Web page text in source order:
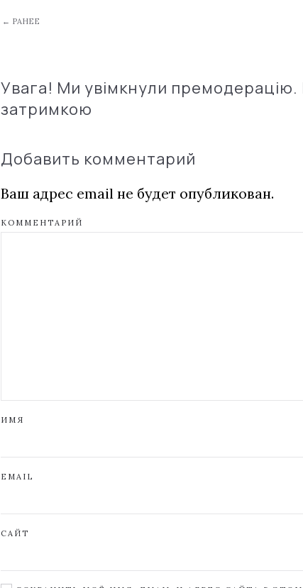
← РАНЕЕ
Увага! Ми увімкнули премодерацію.
затримкою
Добавить комментарий
Ваш адрес email не будет опубликован.
КОММЕНТАРИЙ
ИМЯ
EMAIL
САЙТ